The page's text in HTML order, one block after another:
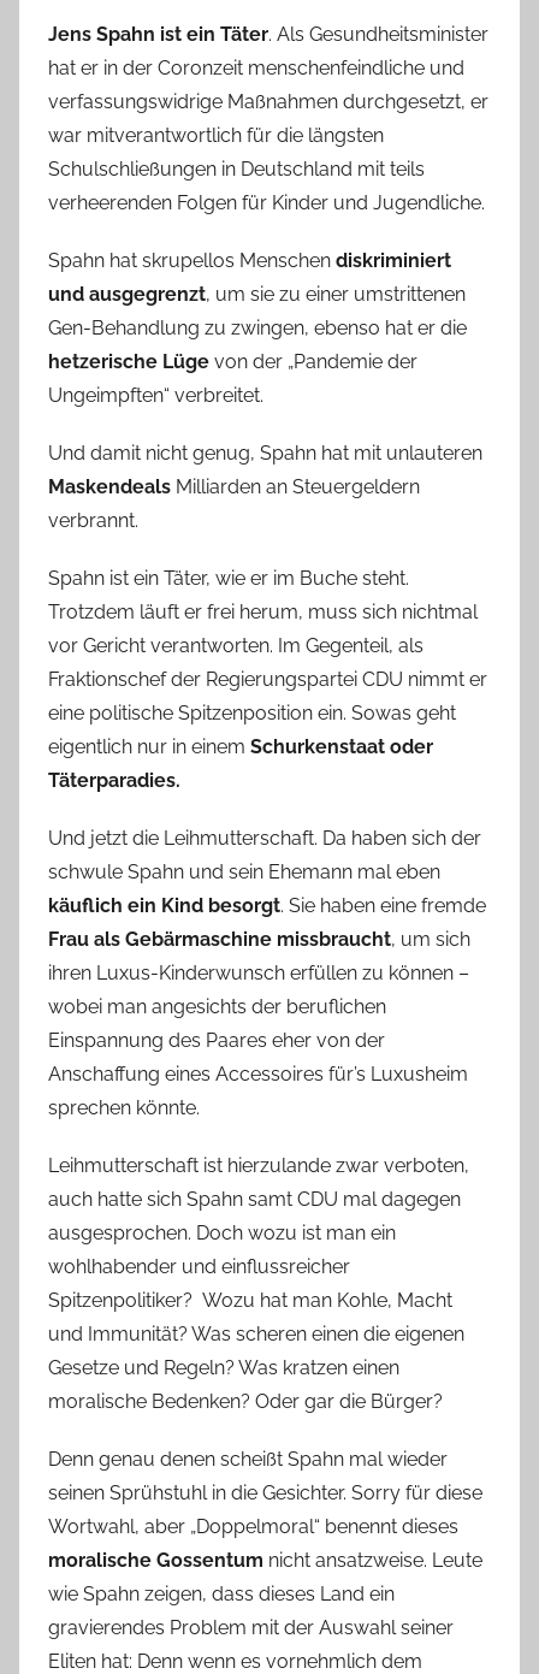
Jens Spahn ist ein Täter. Als Gesundheitsminister
hat er in der Coronzeit menschenfeindliche und
verfassungswidrige Maßnahmen durchgesetzt, er
war mitverantwortlich für die längsten
Schulschließungen in Deutschland mit teils
verheerenden Folgen für Kinder und Jugendliche.
Spahn hat skrupellos Menschen diskriminiert
und ausgegrenzt, um sie zu einer umstrittenen
Gen-Behandlung zu zwingen, ebenso hat er die
hetzerische Lüge von der „Pandemie der
Ungeimpften“ verbreitet.
Und damit nicht genug, Spahn hat mit unlauteren
Maskendeals Milliarden an Steuergeldern
verbrannt.
Spahn ist ein Täter, wie er im Buche steht.
Trotzdem läuft er frei herum, muss sich nichtmal
vor Gericht verantworten. Im Gegenteil, als
Fraktionschef der Regierungspartei CDU nimmt er
eine politische Spitzenposition ein. Sowas geht
eigentlich nur in einem Schurkenstaat oder
Täterparadies.
Und jetzt die Leihmutterschaft. Da haben sich der
schwule Spahn und sein Ehemann mal eben
käuflich ein Kind besorgt. Sie haben eine fremde
Frau als Gebärmaschine missbraucht, um sich
ihren Luxus-Kinderwunsch erfüllen zu können –
wobei man angesichts der beruflichen
Einspannung des Paares eher von der
Anschaffung eines Accessoires für’s Luxusheim
sprechen könnte.
Leihmutterschaft ist hierzulande zwar verboten,
auch hatte sich Spahn samt CDU mal dagegen
ausgesprochen. Doch wozu ist man ein
wohlhabender und einflussreicher
Spitzenpolitiker? Wozu hat man Kohle, Macht
und Immunität? Was scheren einen die eigenen
Gesetze und Regeln? Was kratzen einen
moralische Bedenken? Oder gar die Bürger?
Denn genau denen scheißt Spahn mal wieder
seinen Sprühstuhl in die Gesichter. Sorry für diese
Wortwahl, aber „Doppelmoral“ benennt dieses
moralische Gossentum nicht ansatzweise. Leute
wie Spahn zeigen, dass dieses Land ein
gravierendes Problem mit der Auswahl seiner
Eliten hat: Denn wenn es vornehmlich dem